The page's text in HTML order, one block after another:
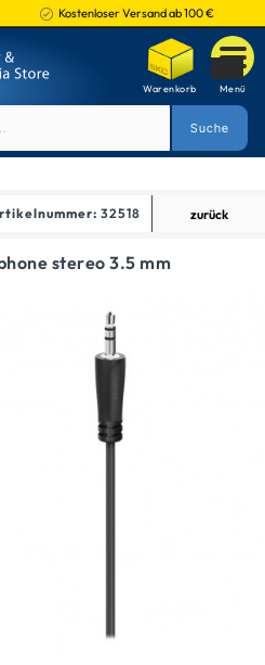
Kostenloser Versand ab 100 €
32518 zurück
stereo 3.5 mm